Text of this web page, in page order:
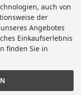
auch von
der
Angebotes
Einkaufserlebnis
finden Sie in